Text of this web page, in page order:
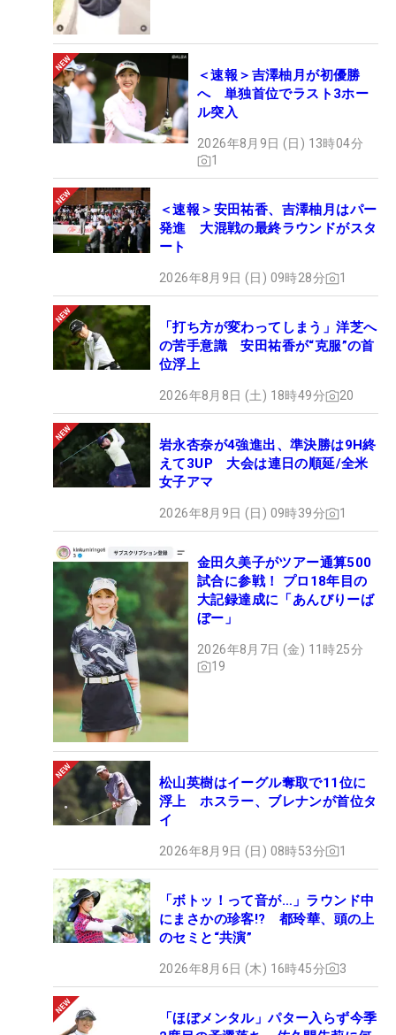
＜速報＞吉澤柚月が初優勝
へ 単独首位でラスト3ホー
ル突入
2026年8月9日 (日) 13時04分
1
＜速報＞安田祐香、吉澤柚月はパー
発進 大混戦の最終ラウンドがスタ
ート
2026年8月9日 (日) 09時28分 1
「打ち方が変わってしまう」洋芝へ
の苦手意識 安田祐香が“克服”の首
位浮上
2026年8月8日 (土) 18時49分 20
岩永杏奈が4強進出、準決勝は9H終
えて3UP 大会は連日の順延/全米
女子アマ
2026年8月9日 (日) 09時39分 1
金田久美子がツアー通算500
試合に参戦！ プロ18年目の
大記録達成に「あんびりーば
ぼー」
2026年8月7日 (金) 11時25分
19
松山英樹はイーグル奪取で11位に
浮上 ホスラー、ブレナンが首位タ
イ
2026年8月9日 (日) 08時53分 1
「ボトッ！って音が…」ラウンド中
にまさかの珍客!? 都玲華、頭の上
のセミと“共演”
2026年8月6日 (木) 16時45分 3
「ほぼメンタル」パター入らず今季